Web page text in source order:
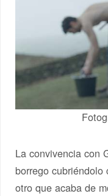
La convivencia con
borrego
otro que acaba de